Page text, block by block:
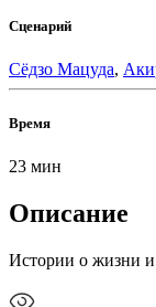
Сценарий
Сёдзо Мацуда,
Время
23 мин
Описание
Истории о жизни